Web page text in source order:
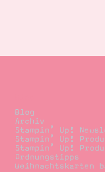
Blog
Archiv
Stampin’ Up!
Stampin’ Up!
Stampin’ Up!
Ordnungstipps
Weihnachtskarten